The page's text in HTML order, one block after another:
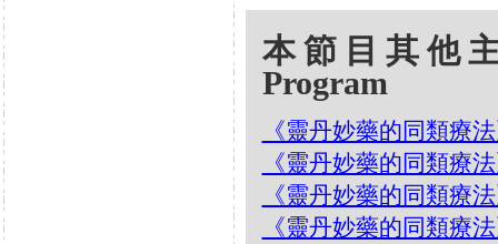
本節目其他
Program
《靈丹妙藥的同類療
《靈丹妙藥的同類療
《靈丹妙藥的同類療
《靈丹妙藥的同類療